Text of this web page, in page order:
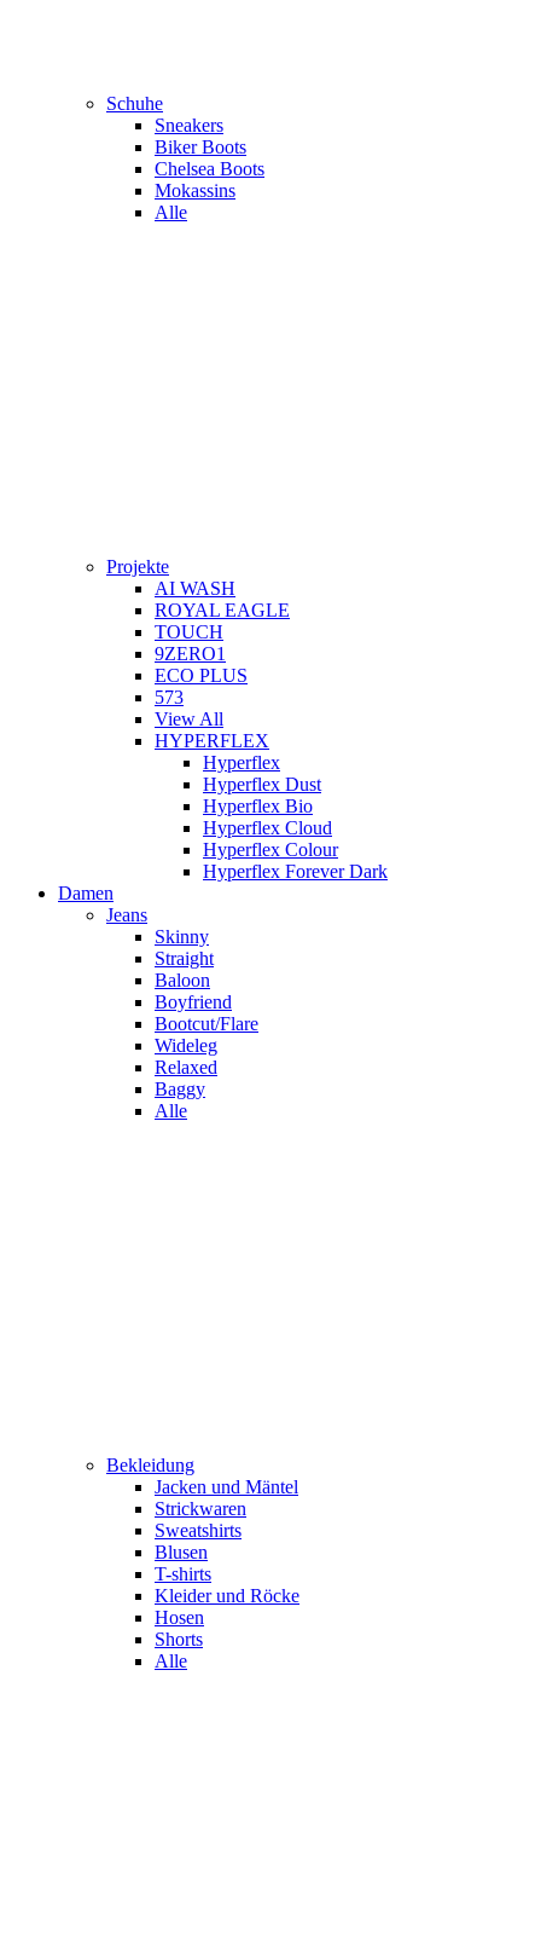
Schuhe
Sneakers
Biker Boots
Chelsea Boots
Mokassins
Alle
Projekte
AI WASH
ROYAL EAGLE
TOUCH
9ZERO1
ECO PLUS
573
View All
HYPERFLEX
Hyperflex
Hyperflex Dust
Hyperflex Bio
Hyperflex Cloud
Hyperflex Colour
Hyperflex Forever Dark
Damen
Jeans
Skinny
Straight
Baloon
Boyfriend
Bootcut/Flare
Wideleg
Relaxed
Baggy
Alle
Bekleidung
Jacken und Mäntel
Strickwaren
Sweatshirts
Blusen
T-shirts
Kleider und Röcke
Hosen
Shorts
Alle